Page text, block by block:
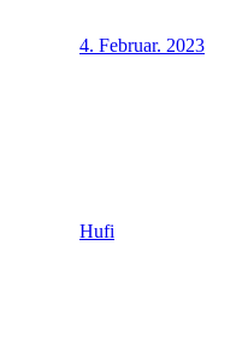
4. Februar. 2023
Hufi